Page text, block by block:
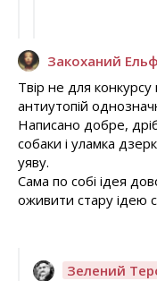
Закоханий Ельф
Твір не для
антиутопій
Написано добре,
собаки і уламка
уяву.
Сама по собі ідея
оживити стару ідею
Зелений